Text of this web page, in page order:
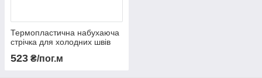
Термопластична набухаюча
стрічка для холодних швів
CJ13/
523 ₴/пог.м